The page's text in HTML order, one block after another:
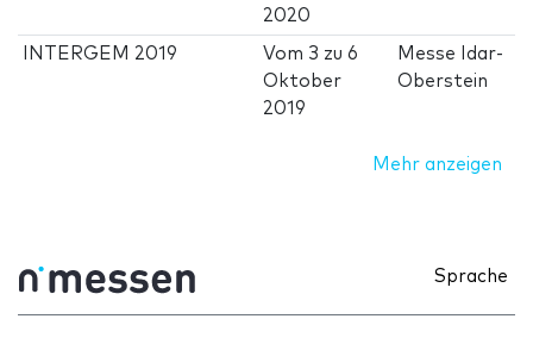
2020
INTERGEM 2019 Vom 3 zu6
Oktober
2019
Messe Idar-
Oberstein
Mehr anzeigen
Sprache